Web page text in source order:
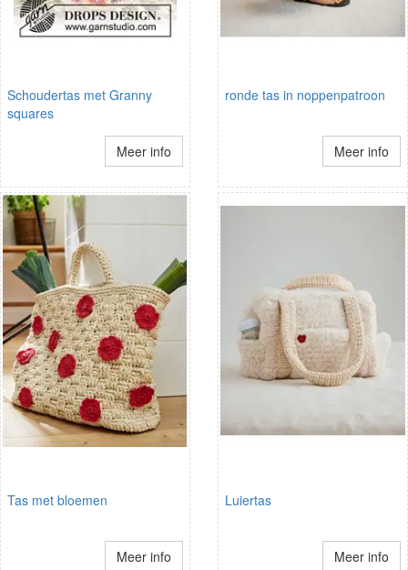
Schoudertas met Granny
squares
Meer info
ronde tas in noppenpatroon
Meer info
Tas met bloemen
Meer info
Luiertas
Meer info